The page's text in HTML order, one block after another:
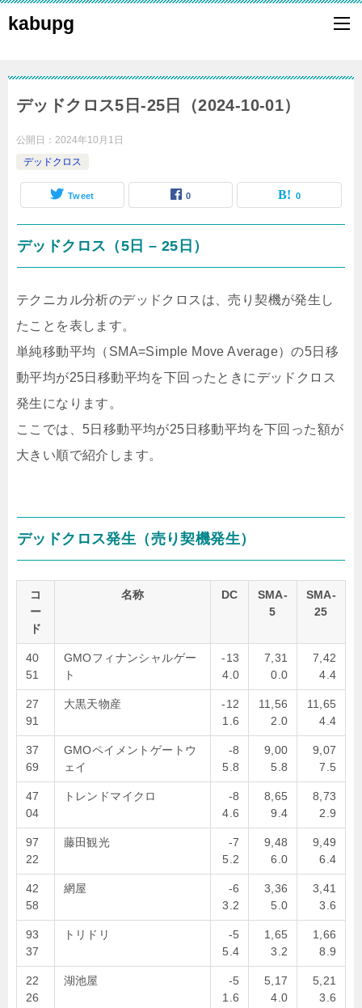
kabupg
デッドクロス5日-25日（2024-10-01）
公開日： 2024年10月1日
デッドクロス
Tweet 0 0
デッドクロス（5日 – 25日）
テクニカル分析のデッドクロスは、売り契機が発生し
たことを表します。
単純移動平均（SMA=Simple Move Average）の5日移
動平均が25日移動平均を下回ったときにデッドクロス
発生になります。
ここでは、5日移動平均が25日移動平均を下回った額が
大きい順で紹介します。
デッドクロス発生（売り契機発生）
コ
ー
ド
名称 DC
SMA-
5
SMA-
25
40
51
GMOフィナンシャルゲー
ト
-13
4.0
7,31
0.0
7,42
4.4
27
91
大黒天物産
-12
1.6
11,56
2.0
11,65
4.4
37
69
GMOペイメントゲートウ
ェイ
-8
5.8
9,00
5.8
9,07
7.5
47
04
トレンドマイクロ
-8
4.6
8,65
9.4
8,73
2.9
97
22
藤田観光
-7
5.2
9,48
6.0
9,49
6.4
42
58
網屋
-6
3.2
3,36
5.0
3,41
3.6
93
37
トリドリ
-5
5.4
1,65
3.2
1,66
8.9
22
26
湖池屋
-5
1.6
5,17
4.0
5,21
3.6